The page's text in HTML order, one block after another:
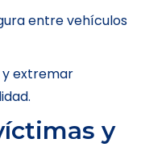
entre vehículos
y extremar
y